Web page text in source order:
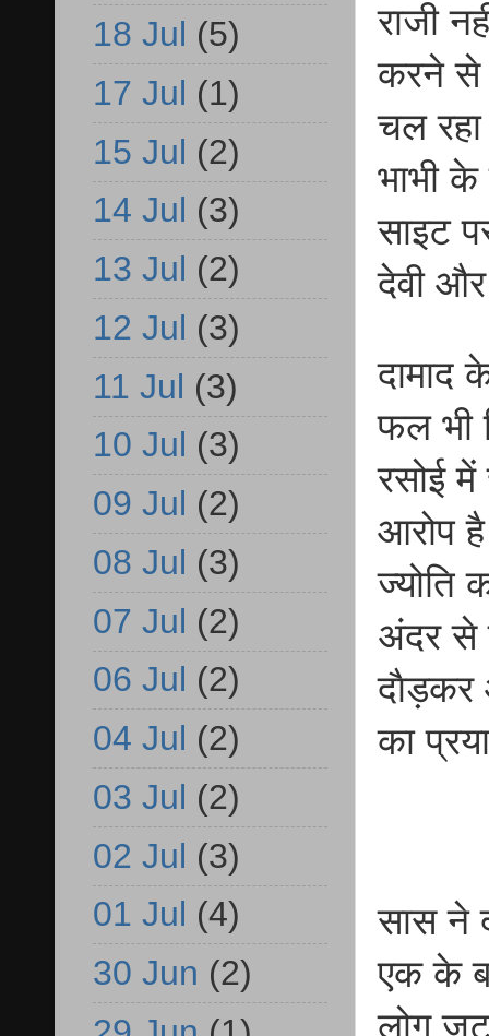
राजी
करने से
चल
भाभी
साइट
देवी
दामाद
फल भी
रसोई
आरोप
ज्योति
अंदर से
दाैड़कर
का
सास ने
एक के
लोग
18 Jul (5)
17 Jul (1)
15 Jul (2)
14 Jul (3)
13 Jul (2)
12 Jul (3)
11 Jul (3)
10 Jul (3)
09 Jul (2)
08 Jul (3)
07 Jul (2)
06 Jul (2)
04 Jul (2)
03 Jul (2)
02 Jul (3)
01 Jul (4)
30 Jun (2)